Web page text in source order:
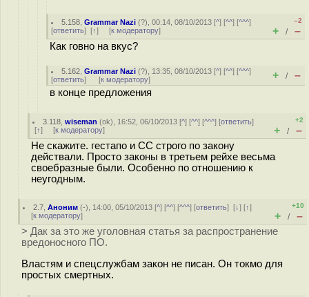
5.158 ,Grammar Nazi (?), 00:14, 08/10/2013 [^] [^^] [^^^]
[ответить] [↑] [к модератору]
–2
+ / –
Как гoвнo на вкус?
5.162 ,Grammar Nazi (?), 13:35, 08/10/2013 [^] [^^] [^^^]
[ответить] [к модератору] + / –
в конце предложения
3.118 ,wiseman (ok), 16:52, 06/10/2013 [^] [^^] [^^^] [ответить]
[↑] [к модератору]
+2
+ / –
Не скажите. гестапо и СС строго по закону
действали. Просто законы в третьем рейхе весьма
своебразные были. Особенно по отношению к
неугодным.
2.7 ,Аноним (-), 14:00, 05/10/2013 [^] [^^] [^^^] [ответить][↓] [↑]
[к модератору]
+10
+ / –
> Дак за это же уголовная статья за распространение
вредоносного ПО.
Властям и спецслужбам закон не писан. Он токмо для
простых смертных.